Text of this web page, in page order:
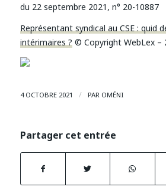
du 22 septembre 2021, n° 20-10887
Représentant syndical au CSE : quid
intérimaires ?© Copyright WebLex –
4 OCTOBRE 2021 / PAR OMÉNI
Partager cet entrée